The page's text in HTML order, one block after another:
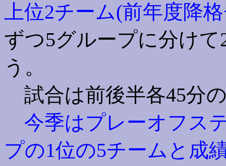
上位2チーム(前年度降
ずつ5グループに分け
う。
試合は前後半各45分
今季はプレーオフス
プの1位の5チームと成